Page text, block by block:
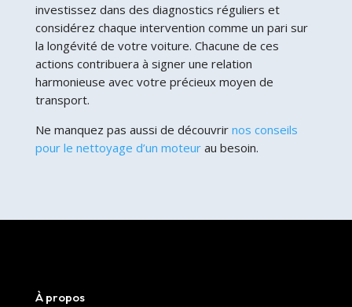
investissez dans des diagnostics réguliers et
considérez chaque intervention comme un pari sur
la longévité de votre voiture. Chacune de ces
actions contribuera à signer une relation
harmonieuse avec votre précieux moyen de
transport.
Ne manquez pas aussi de découvrir nos conseils
pour le nettoyage d’un moteurau besoin.
À propos